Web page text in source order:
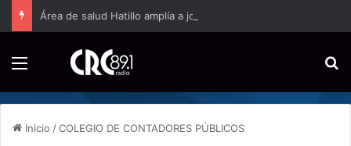
Inicio /COLEGIO DE CONTADORES PÚBLICOS